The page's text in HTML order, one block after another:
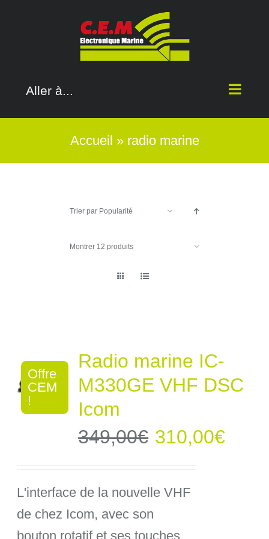
Aller à...
Accueil » radio marine
Trier par Popularité
Montrer 12 produits
Offre
CEM
!
Radio marine IC-
M330GE VHF DSC
Icom
349,00€ Le
initial
était :
310,00€Le
L'interface de la nouvelle VHF
de chez Icom, avec son
bouton rotatif et ses touches